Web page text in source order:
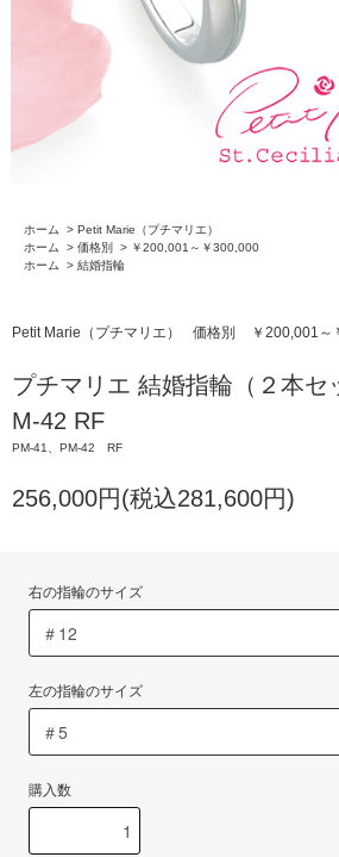
ホーム > Petit Marie（プチマリエ）
ホーム
> 価格別 > ￥200,001～￥300,000
ホーム
> 結婚指輪
Petit Marie（プチマリエ） 価格別 ￥200,001～
プチマリエ 結婚指輪（２本セ
M-42 RF
PM-41、PM-42 RF
256,000円(税込281,600円)
右の指輪のサイズ
左の指輪のサイズ
購入数